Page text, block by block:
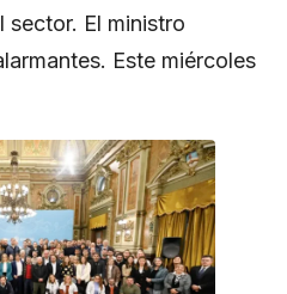
sector. El ministro
Este miércoles